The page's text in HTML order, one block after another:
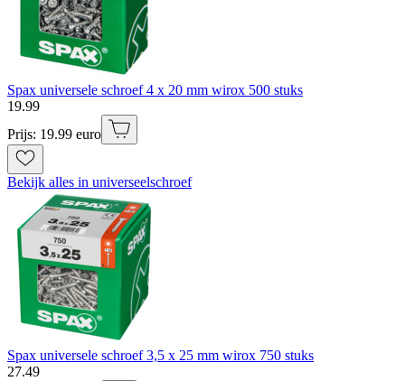
Spax universele schroef 4 x 20 mm wirox 500 stuks
19.99
Prijs: 19.99 euro
Bekijk alles in universeelschroef
Spax universele schroef 3,5 x 25 mm wirox 750 stuks
27.49